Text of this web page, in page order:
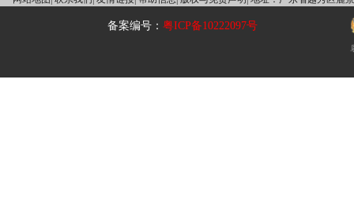
备案编号：粤ICP备10222097号